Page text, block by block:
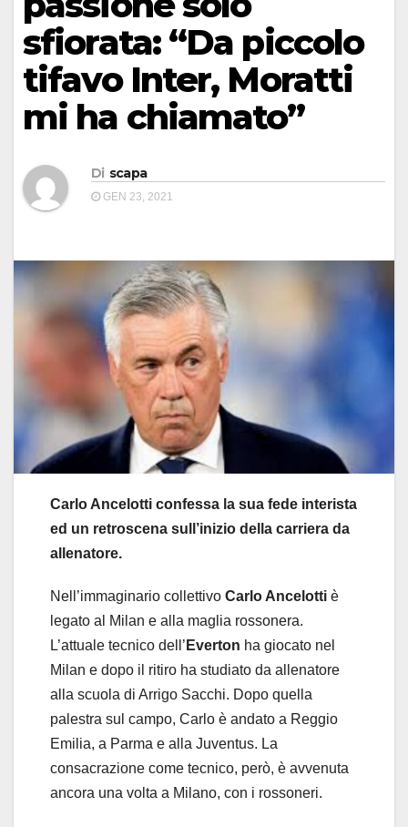
sfiorata: “Da piccolo
tifavo Inter, Moratti
mi ha chiamato”
Di scapa
GEN 23, 2021
Carlo Ancelotti confessa la sua fede interista
ed un retroscena sull’inizio della carriera da
allenatore.
Nell’immaginario collettivo Carlo Ancelotti è
legato al Milan e alla maglia rossonera.
L’attuale tecnico dell’ Everton ha giocato nel
Milan e dopo il ritiro ha studiato da allenatore
alla scuola di Arrigo Sacchi. Dopo quella
palestra sul campo, Carlo è andato a Reggio
Emilia, a Parma e alla Juventus. La
consacrazione come tecnico, però, è avvenuta
ancora una volta a Milano, con i rossoneri.